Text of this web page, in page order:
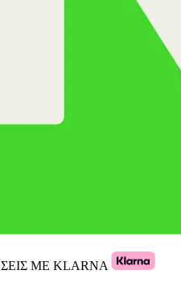
ΜΕ KLARNA